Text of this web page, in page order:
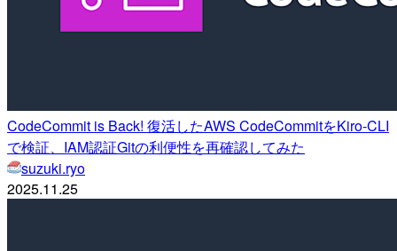
CodeCommit is Back! 復活したAWS CodeCommitをKiro-CLI
で検証、IAM認証Gitの利便性を再確認してみた
suzuki.ryo
2025.11.25